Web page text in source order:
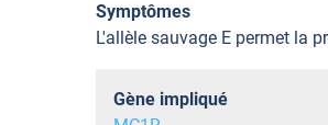
Symptômes
L'allèle sauvage E permet la
Gène impliqué